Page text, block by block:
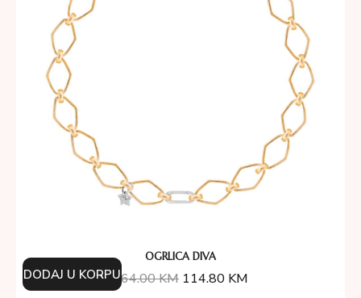
OGRLICA DIVA
164.00KM 114.80 KM
DODAJ U KORPU